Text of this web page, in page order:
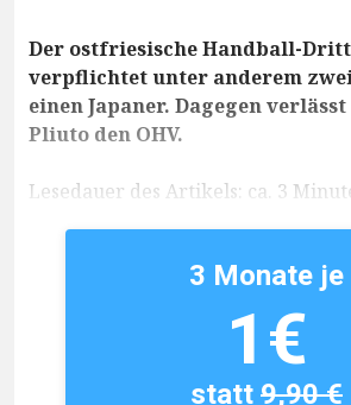
Der ostfriesische Handball-
verpflichtet unter anderem
einen Japaner. Dagegen
Pliuto den OHV.
Lesedauer des Artikels: ca. 3
3 Monate je
1€
statt9,90 €